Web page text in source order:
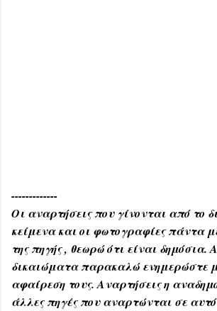
-------------
Οι αναρτήσεις που γίνονται από το
κείμενα και οι φωτογραφίες πάντα
της πηγής , θεωρώ ότι είναι δημόσια.
δικαιώματα παρακαλώ ενημερώστε
αφαίρεση τους. Αναρτήσεις η
άλλες πηγές που αναρτώνται σε αυτό